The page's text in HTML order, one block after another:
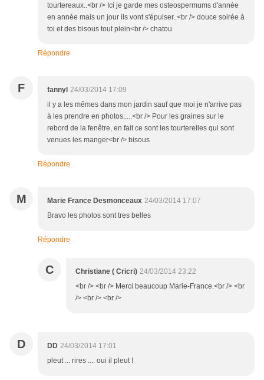
tourtereaux..<br /> Ici je garde mes osteospermums d'année
en année mais un jour ils vont s'épuiser..<br /> douce soirée à
toi et des bisous tout plein<br /> chatou
Répondre
F fannyl 24/03/2014 17:09
il y a les mêmes dans mon jardin sauf que moi je n'arrive pas
à les prendre en photos.....<br /> Pour les graines sur le
rebord de la fenêtre, en fait ce sont les tourterelles qui sont
venues les manger<br /> bisous
Répondre
M Marie France Desmonceaux 24/03/2014 17:07
Bravo les photos sont tres belles
Répondre
C Christiane ( Cricri) 24/03/2014 23:22
<br /> <br /> Merci beaucoup Marie-France.<br /> <br
/> <br /> <br />
D DD 24/03/2014 17:01
pleut ... rires .... oui il pleut !